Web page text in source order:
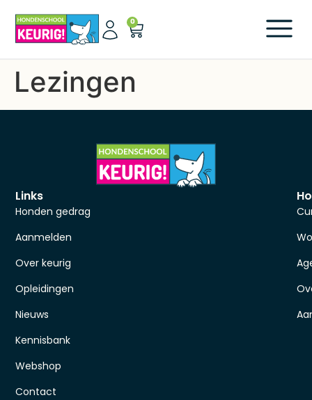
0
Lezingen
Links
Honden gedrag
Aanmelden
Over keurig
Opleidingen
Nieuws
Kennisbank
Webshop
Contact